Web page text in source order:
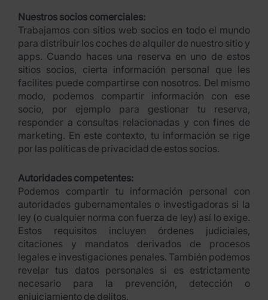
Nuestros socios comerciales:
Trabajamos con sitios web socios en todo el mundo
para distribuir los coches de alquiler de nuestro sitio y
apps. Cuando haces una reserva en uno de estos
sitios socios, cierta información personal que les
facilites puede compartirse con nosotros. Del mismo
modo, podemos compartir información con ese
socio, por ejemplo para gestionar tu reserva,
responder a consultas relacionadas y con fines de
marketing. En este contexto, tu información se rige
por las políticas de privacidad de estos socios.
Autoridades competentes:
Podemos compartir tu información personal con
autoridades gubernamentales o investigadoras si la
ley (o cualquier norma con fuerza de ley) así lo exige.
Estos requisitos incluyen órdenes judiciales,
citaciones y mandatos derivados de procesos
legales e investigaciones penales. También podemos
revelar tus datos personales si es estrictamente
necesario para la prevención, detección o
enjuiciamiento de delitos.